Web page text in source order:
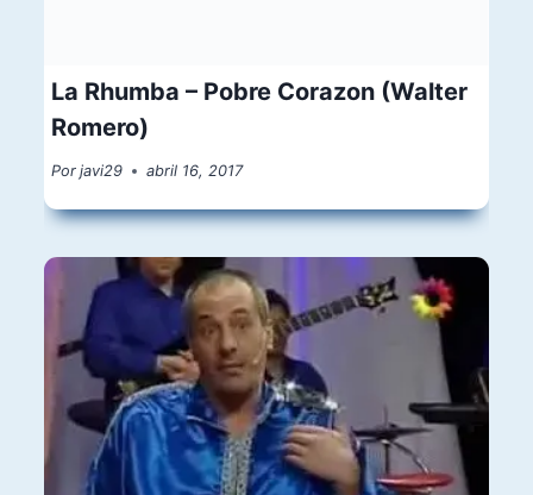
La Rhumba – Pobre Corazon (Walter
Romero)
Por javi29 abril 16, 2017